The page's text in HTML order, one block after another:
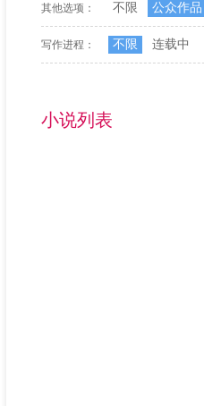
其他选项： 不限 公众作品
写作进程： 不限 连载中
小说列表